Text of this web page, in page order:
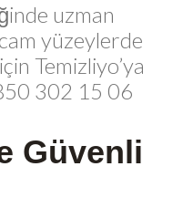
uzman
yüzeylerde
Temizliyo’ya
302 15 06
Güvenli